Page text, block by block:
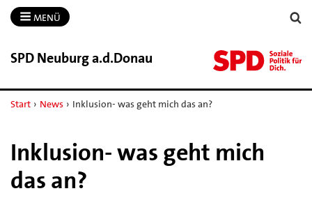
MENÜ
SPD Neuburg a.​d.​Donau
Start › News › Inklusion- was geht mich das an?
Inklusion- was geht mich
das an?